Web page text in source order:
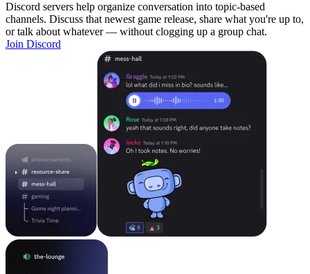
Discord servers help organize conversation into topic-based
channels. Discuss that newest game release, share what you're up to,
or talk about whatever — without clogging up a group chat.
Join Discord